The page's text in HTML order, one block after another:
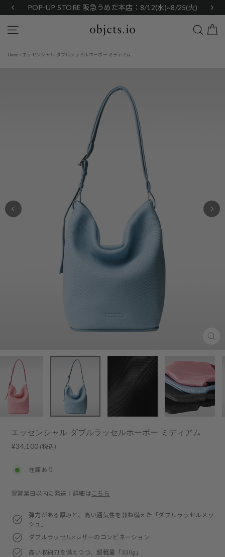
content
POP-UP STORE 阪急うめだ本店：8/12(水)~8/25(火)
Search
Home /エッセンシャル ダブルラッセルホーボー ミディアム
エッセンシャル ダブルラッセルホーボー ミディアム
Regular
¥34,100 (税込)
在庫あり
翌営業日以内に発送：詳細は こちら
弾力がある厚みと、高い通気性を兼ね備えた「ダブルラッセルメッ
シュ」
ダブルラッセル×レザーのコンビネーション
高い収納力を備えつつ、超軽量「330g」